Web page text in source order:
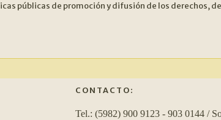
públicas de promoción y difusión de los derechos,
CONTACTO:
Tel.: (5982) 900 9123 - 903 0144 /